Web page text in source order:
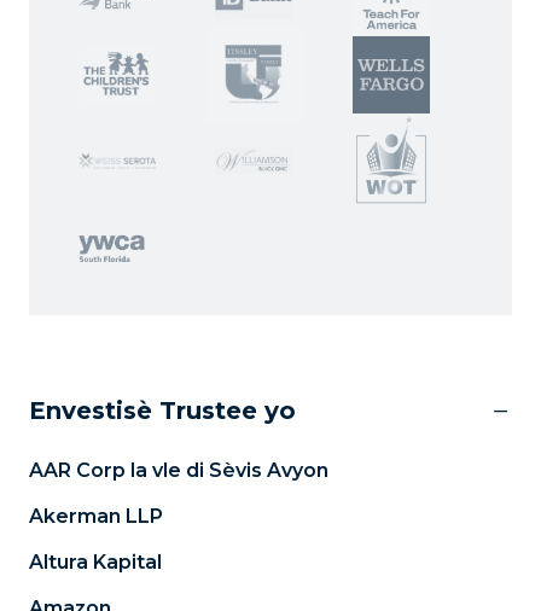
Envestisè Trustee yo
AAR Corp la vle di Sèvis Avyon
Akerman LLP
Altura Kapital